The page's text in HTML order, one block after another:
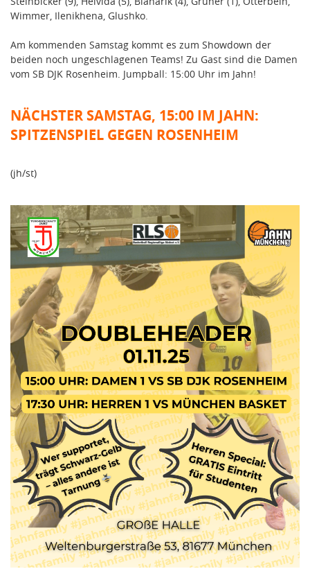
Wimmer, Ilenikhena, Glushko.
Am kommenden Samstag kommt es zum Showdown der
beiden noch ungeschlagenen Teams! Zu Gast sind die Damen
vom SB DJK Rosenheim. Jumpball: 15:00 Uhr im Jahn!
NÄCHSTER SAMSTAG, 15:00 IM JAHN:
SPITZENSPIEL GEGEN ROSENHEIM
(jh/st)